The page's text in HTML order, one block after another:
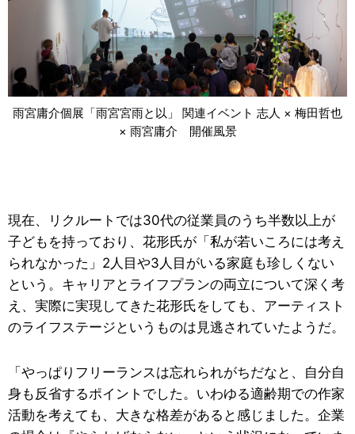
雨宮庸介個展「雨宮宮雨と以」 関連イベント 志人 × 梅田哲也
× 雨宮庸介 開催風景
現在、リクルートでは30代の従業員のうち半数以上が
子どもを持っており、花形氏が「私が若いころには考え
られなかった」2人目や3人目がいる家庭も珍しくない
という。キャリアとライフプランの両立について深く考
え、実際に実現してきた花形氏をしても、アーティスト
のライフステージというものは見逃されていたようだ。
「やっぱりフリーランスは忘れられがちだなと、自分自
身も反省するポイントでした。いわゆる適齢期での作家
活動を考えても、大きな格差があると感じました。企業